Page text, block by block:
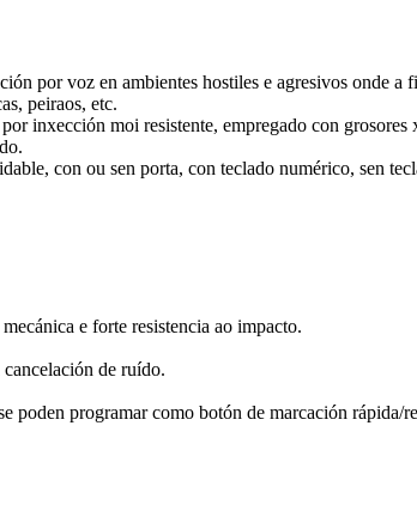
por voz en ambientes hostiles e agresivos onde
peiraos, etc.
inxección moi resistente, empregado con
con ou sen porta, con teclado numérico, sen
e forte resistencia ao impacto.
de ruído.
poden programar como botón de marcación rápida/